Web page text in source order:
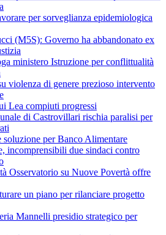
per sorveglianza epidemiologica
(M5S): Governo ha abbandonato ex
ministero Istruzione per conflittualità
violenza di genere prezioso intervento
Lea compiuti progressi
di Castrovillari rischia paralisi per
per Banco Alimentare
incomprensibili due sindaci contro
Osservatorio su Nuove Povertà offre
un piano per rilanciare progetto
Mannelli presidio strategico per